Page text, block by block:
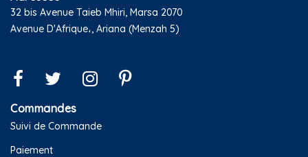
32 bis Avenue Taieb Mhiri, Marsa 2070
Avenue D'Afrique،, Ariana (Menzah 5)
Commandes
Suivi de Commande
Paiement